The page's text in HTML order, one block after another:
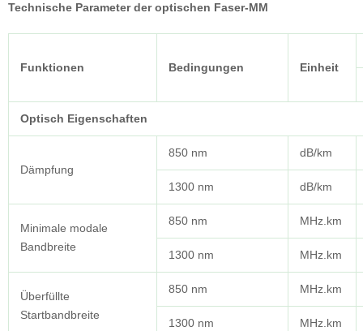
Technische Parameter der optischen Faser-MM
Funktionen Bedingungen Einheit
Optisch Eigenschaften
Dämpfung
850 nm dB/km
1300 nm dB/km
Minimale modale
Bandbreite
850 nm MHz.km
1300 nm MHz.km
Überfüllte
Startbandbreite
850 nm MHz.km
1300 nm MHz.km